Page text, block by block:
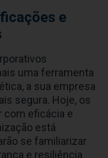
e
uma ferramenta
a sua empresa
segura. Hoje, os
com eficácia e
está
se familiarizar
e resiliência